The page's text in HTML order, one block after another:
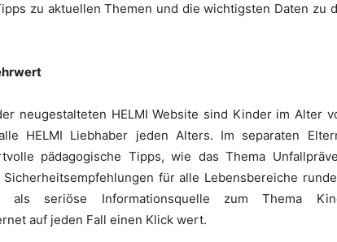
zu aktuellen Themen und die wichtigsten Daten zu
neugestalteten HELMI Website sind Kinder im Alter
HELMI Liebhaber jeden Alters. Im separaten
pädagogische Tipps, wie das Thema
für alle Lebensbereiche
seriöse Informationsquelle zum Thema
auf jeden Fall einen Klick wert.